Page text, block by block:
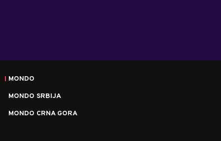
MONDO
MONDO SRBIJA
MONDO CRNA GORA